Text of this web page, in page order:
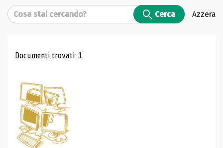
Cerca Cerca Azzera
Risultati di ricerca
Documenti trovati: 1